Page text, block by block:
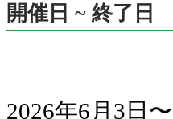
開催日 ~ 終了日
2026年6月3日〜